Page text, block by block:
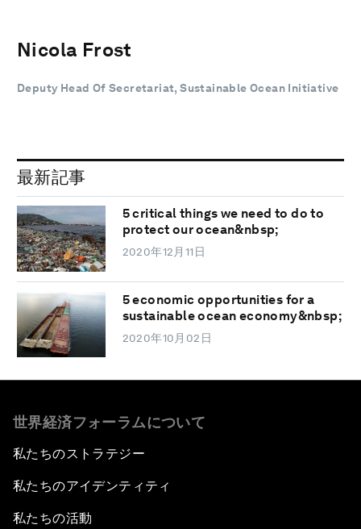
Nicola Frost
Deputy Head Of Secretariat, Sustainable Ocean Initiative
最新記事
5 critical things we need to do to
protect our ocean&nbsp;
2020年12月11日
5 economic opportunities for a
sustainable ocean economy&nbsp;
2020年10月02日
世界経済フォーラムについて
私たちのストラテジー
私たちのアイデンティティ
私たちの活動